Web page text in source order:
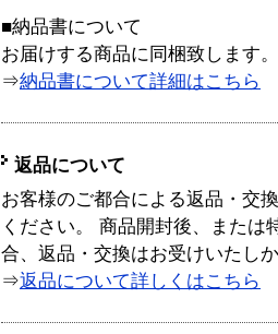
■納品書について
お届けする商品に同梱致します。
⇒納品書について詳細はこちら
返品について
お客様のご都合による返品・交
ください。 商品開封後、または
合、返品・交換はお受けいたし
⇒返品について詳しくはこちら